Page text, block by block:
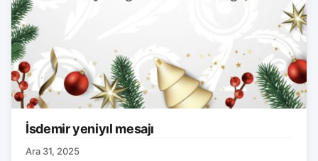
İsdemir yeniyıl mesajı
Ara 31, 2025